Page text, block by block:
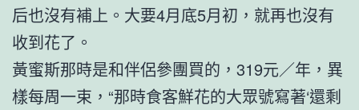
后也沒有補上。大要4月底5月初，就再也沒有
收到花了。
黃蜜斯那時是和伴侶參團買的，319元／年，異
樣每周一束，“那時食客鮮花的大眾號寫著‘還剩